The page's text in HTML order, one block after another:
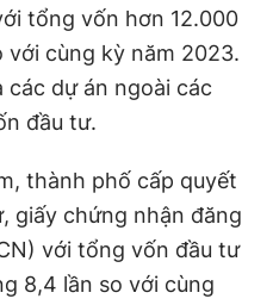
Bạn cần biết
Liên hệ quảng cáo
tổng vốn hơn 12.000
với cùng kỳ năm 2023.
dự án ngoài các
đầu tư.
thành phố cấp quyết
giấy chứng nhận đăng
với tổng vốn đầu tư
8,4 lần so với cùng